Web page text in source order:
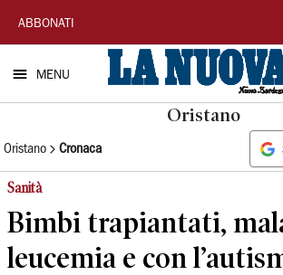
La
Nuova
Sardegna
ABBONATI
MENU
Oristano
Oristano Cronaca
Sanità
Bimbi trapiantati,
leucemia e con